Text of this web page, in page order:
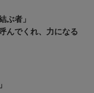
ぶ者」
んでくれ、力になる